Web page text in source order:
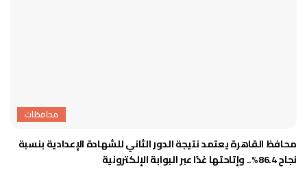
محافظات
محافظ القاهرة يعتمد نتيجة الدور الثاني للشهادة الإعدادية بنسبة
نجاح 86.4%.. وإتاحتها غدًا عبر البوابة الإلكترونية